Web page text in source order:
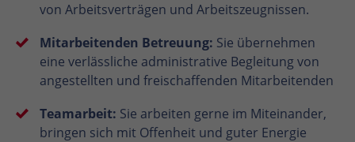
von Arbeitsverträgen und Arbeitszeugnissen.
Mitarbeitenden Betreuung: Sie übernehmen
eine verlässliche administrative Begleitung von
angestellten und freischaffenden Mitarbeitenden
Teamarbeit: Sie arbeiten gerne im Miteinander,
bringen sich mit Offenheit und guter Energie